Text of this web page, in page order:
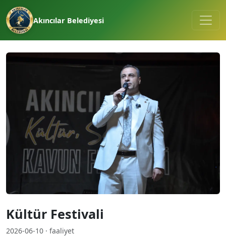
Akıncılar Belediyesi
Kültür Festivali
2026-06-10 · faaliyet